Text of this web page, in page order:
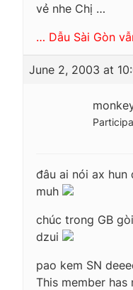
vẻ nhe Chị …
… Dẫu Sài Gòn
June 2, 2003 at
đâu ai nói ax hun
muh
chúc trong GB
dzui
pao kem SN
This member has